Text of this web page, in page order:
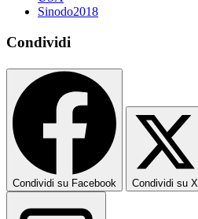
Sinodo2018
Condividi
Condividi su Facebook Condividi su X